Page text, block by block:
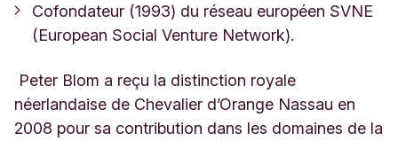
Cofondateur (1993) du réseau européen SVNE
(European Social Venture Network).
Peter Blom a reçu la distinction royale
néerlandaise de Chevalier d’Orange Nassau en
2008 pour sa contribution dans les domaines de la